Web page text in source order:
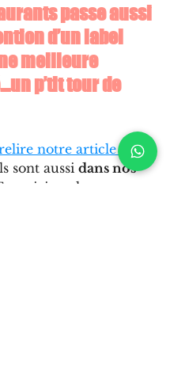
passe aussi
d’un label
meilleure
p’tit tour de
notre article sur
sont aussi dans nos
voici quelques-uns :